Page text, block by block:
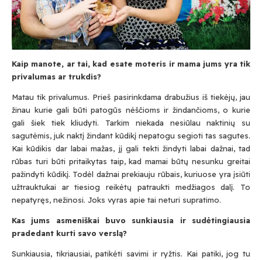
Kaip manote, ar tai, kad esate moteris ir mama jums yra tik
privalumas ar trukdis?
Matau tik privalumus. Prieš pasirinkdama drabužius iš tiekėjų, jau
žinau kurie gali būti patogūs nėščioms ir žindančioms, o kurie
gali šiek tiek kliudyti. Tarkim niekada nesiūlau naktinių su
sagutėmis, juk naktį žindant kūdikį nepatogu segioti tas sagutes.
Kai kūdikis dar labai mažas, jį gali tekti žindyti labai dažnai, tad
rūbas turi būti pritaikytas taip, kad mamai būtų nesunku greitai
pažindyti kūdikį. Todėl dažnai prekiauju rūbais, kuriuose yra įsiūti
užtrauktukai ar tiesiog reikėtų patraukti medžiagos dalį. To
nepatyręs, nežinosi. Joks vyras apie tai neturi supratimo.
Kas jums asmeniškai buvo sunkiausia ir sudėtingiausia
pradedant kurti savo verslą?
Sunkiausia, tikriausiai, patikėti savimi ir ryžtis. Kai patiki, jog tu
Submit